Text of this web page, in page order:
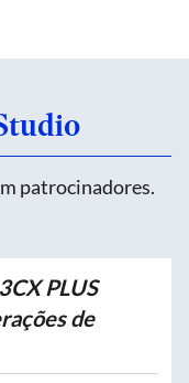
patrocinadores.
PLUS
de